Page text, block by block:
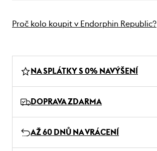
Proč kolo koupit v Endorphin Republic?
NA SPLÁTKY S 0% NAVÝŠENÍ
DOPRAVA ZDARMA
AŽ 60 DNŮ NA VRÁCENÍ